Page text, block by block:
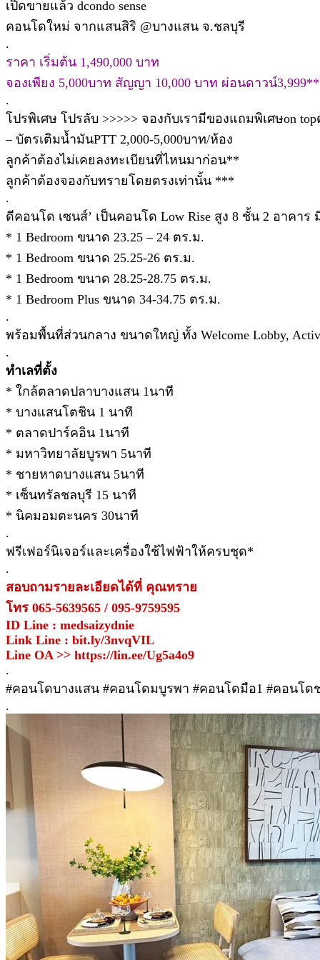
เปิดขายแล้ว dcondo sense
คอนโดใหม่ จากแสนสิริ @บางแสน จ.ชลบุรี
.
ราคา เริ่มต้น 1,490,000 บาท
จองเพียง 5,000บาท สัญญา 10,000 บาท ผ่อนดาวน์3,999**
.
โปรพิเศษ โปรลับ >>>>> จองกับเรามีของแถมพิเศษon
– บัตรเติมน้ำมันPTT 2,000-5,000บาท/ห้อง
ลูกค้าต้องไม่เคยลงทะเบียนที่ไหนมาก่อน**
ลูกค้าต้องจองกับทรายโดยตรงเท่านั้น ***
.
ดีคอนโด เซนส์’ เป็นคอนโด Low Rise สูง 8 ชั้น 2 อาค
* 1 Bedroom ขนาด 23.25 – 24 ตร.ม.
* 1 Bedroom ขนาด 25.25-26 ตร.ม.
* 1 Bedroom ขนาด 28.25-28.75 ตร.ม.
* 1 Bedroom Plus ขนาด 34-34.75 ตร.ม.
.
พร้อมพื้นที่ส่วนกลาง ขนาดใหญ่ ทั้ง Welcome Lobby, Active
.
ทำเลที่ตั้ง
* ใกล้ตลาดปลาบางแสน 1นาที
* บางแสนโตชิน 1 นาที
* ตลาดปาร์คอิน 1นาที
* มหาวิทยาลัยบูรพา 5นาที
* ชายหาดบางแสน 5นาที
* เซ็นทรัลชลบุรี 15 นาที
* นิคมอมตะนคร 30นาที
.
ฟรีเฟอร์นิเจอร์และเครื่องใช้ไฟฟ้าให้ครบชุด*
.
สอบถามรายละเอียดได้ที่ คุณทราย
โทร 065-5639565 / 095-9759595
ID Line : medsaizydnie
Link Line : bit.ly/3nvqVIL
Line OA >> https://lin.ee/Ug5a4o9
.
#คอนโดบางแสน #คอนโดมบูรพา #คอนโดมือ1 #คอนโด
.